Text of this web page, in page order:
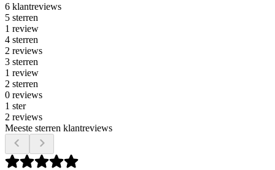
6 klantreviews
5 sterren
1 review
4 sterren
2 reviews
3 sterren
1 review
2 sterren
0 reviews
1 ster
2 reviews
Meeste sterren klantreviews